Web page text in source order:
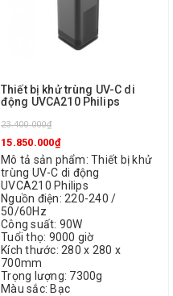
Thiết bị khử trùng UV-C di
động UVCA210 Philips
23.400.000₫
15.850.000₫
Mô tả sản phẩm: Thiết bị khử
trùng UV-C di động
UVCA210 Philips
Nguồn điện: 220-240 /
50/60Hz
Công suất: 90W
Tuổi thọ: 9000 giờ
Kích thước: 280 x 280 x
700mm
Trọng lượng: 7300g
Màu sắc: Bạc